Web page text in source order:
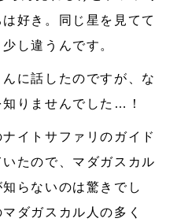
好き。同じ星を見てて
し違うんです。
に話したのですが、な
りませんでした…！
イトサファリのガイド
たので、マダガスカル
らないのは驚きでし
ダガスカル人の多く